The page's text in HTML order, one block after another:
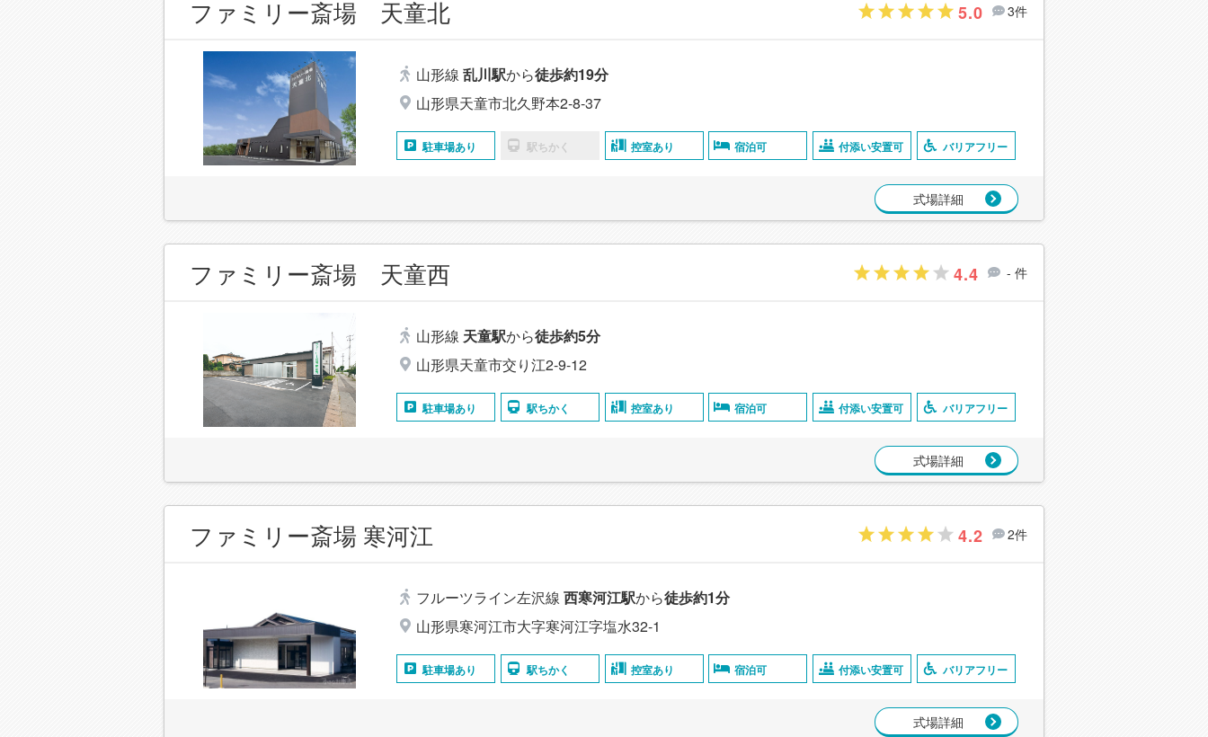
ファミリー斎場 天童北 5.0 3件
山形線 乱川駅から徒歩約19分
山形県天童市北久野本2-8-37
駐車場あり 駅ちかく 控室あり 宿泊可 付添い安置可 バリアフリー
式場詳細
ファミリー斎場 天童西 4.4 - 件
山形線 天童駅から徒歩約5分
山形県天童市交り江2-9-12
駐車場あり 駅ちかく 控室あり 宿泊可 付添い安置可 バリアフリー
式場詳細
ファミリー斎場 寒河江 4.2 2件
フルーツライン左沢線 西寒河江駅から徒歩約1分
山形県寒河江市大字寒河江字塩水32-1
駐車場あり 駅ちかく 控室あり 宿泊可 付添い安置可 バリアフリー
式場詳細